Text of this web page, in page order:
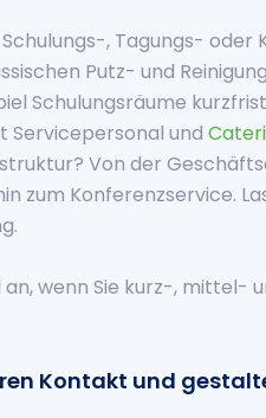
, Tagungs- oder
Putz- und
Schulungsräume
Servicepersonal und
Von der
zum Konferenzservice.
an, wenn Sie kurz-,
Kontakt und